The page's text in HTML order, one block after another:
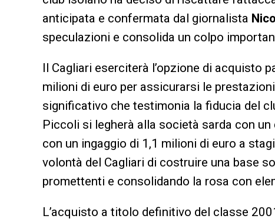
anticipata e confermata dal giornalista
speculazioni e consolida un colpo
Il Cagliari eserciterà l’opzione di acquisto
milioni di euro per assicurarsi le
significativo che testimonia la fiducia del
Piccoli si legherà alla società sarda con
con un ingaggio di 1,1 milioni di euro a
volontà del Cagliari di costruire una base
promettenti e consolidando la rosa con
L’acquisto a titolo definitivo del classe